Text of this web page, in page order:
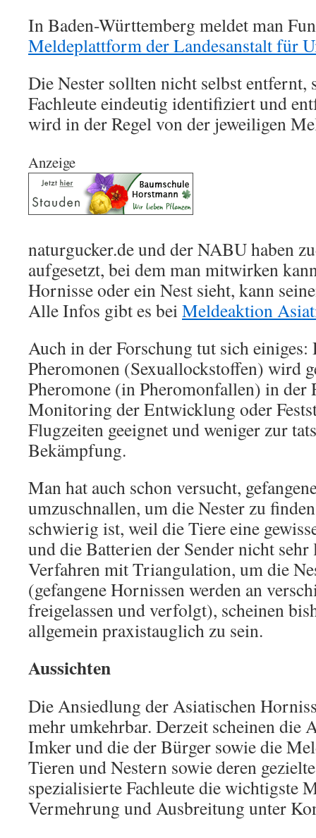
In Baden-Württemberg meldet man
Meldeplattform der Landesanstalt für
Die Nester sollten nicht selbst entfernt,
Fachleute eindeutig identifiziert und
wird in der Regel von der jeweiligen
Anzeige
naturgucker.de und der NABU haben
aufgesetzt, bei dem man mitwirken
Hornisse oder ein Nest sieht, kann
Alle Infos gibt es bei Meldeaktion
Auch in der Forschung tut sich einiges:
Pheromonen (Sexuallockstoffen) wird
Pheromone (in Pheromonfallen) in der
Monitoring der Entwicklung oder
Flugzeiten geeignet und weniger zur
Bekämpfung.
Man hat auch schon versucht,
umzuschnallen, um die Nester zu
schwierig ist, weil die Tiere eine
und die Batterien der Sender nicht sehr
Verfahren mit Triangulation, um die
(gefangene Hornissen werden an
freigelassen und verfolgt), scheinen
allgemein praxistauglich zu sein.
Aussichten
Die Ansiedlung der Asiatischen
mehr umkehrbar. Derzeit scheinen die
Imker und die der Bürger sowie die
Tieren und Nestern sowie deren
spezialisierte Fachleute die wichtigste
Vermehrung und Ausbreitung unter